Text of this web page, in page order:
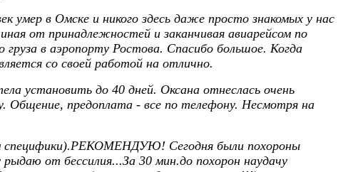
в Омске и никого здесь даже просто знакомых у нас
от принадлежностей и заканчивая авиарейсом по
груза в аэропорту Ростова. Спасибо большое. Когда
со своей работой на отлично.
установить до 40 дней. Оксана отнеслась очень
Общение, предоплата - все по телефону. Несмотря на
специфики).РЕКОМЕНДУЮ! Сегодня были похороны
от бессилия...За 30 мин.до похорон наудачу